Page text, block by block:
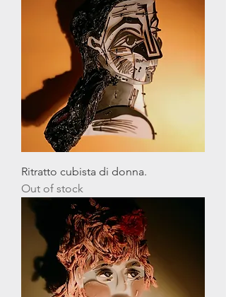
Ritratto cubista di donna.
Out of stock